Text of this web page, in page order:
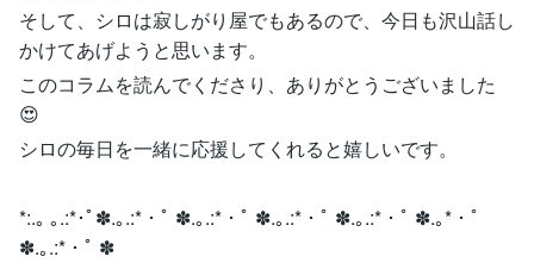
そして、シロは寂しがり屋でもあるので、今日も沢山話し
かけてあげようと思います。
このコラムを読んでくださり、ありがとうございました
😍
シロの毎日を一緒に応援してくれると嬉しいです。
*:.｡ ｡.:*･ﾟ✽.｡.:*・ﾟ ✽.｡.:*・ﾟ ✽.｡.:*・ﾟ ✽.｡.:*・ﾟ ✽.｡*・ﾟ
✽.｡.:*・ﾟ ✽